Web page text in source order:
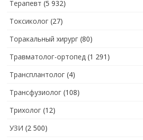
Терапевт (5 932)
Токсиколог (27)
Торакальный хирург (80)
Травматолог-ортопед (1 291)
Трансплантолог (4)
Трансфузиолог (108)
Трихолог (12)
УЗИ (2 500)